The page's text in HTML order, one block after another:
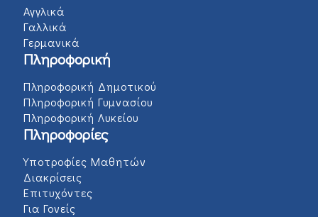
Αγγλικά
Γαλλικά
Γερμανικά
Πληροφορική
Πληροφορική Δημοτικού
Πληροφορική Γυμνασίου
Πληροφορική Λυκείου
Πληροφορίες
Υποτροφίες Μαθητών
Διακρίσεις
Επιτυχόντες
Για Γονείς